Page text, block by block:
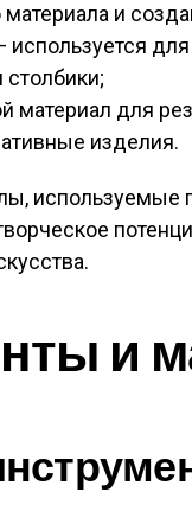
и
используется
столбики;
материал для
изделия.
используемые
и